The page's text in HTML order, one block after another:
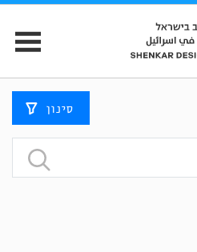
סינון